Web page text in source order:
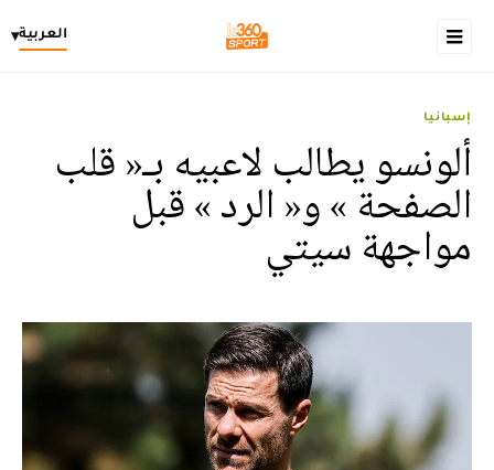
العربية▾
إسبانيا
‎ألونسو يطالب لاعبيه بـ« قلب
الصفحة » و« الرد » قبل
مواجهة سيتي